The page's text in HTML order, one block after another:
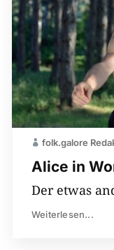
Alice in
folk.galore
Der etwas
Weiterlesen...